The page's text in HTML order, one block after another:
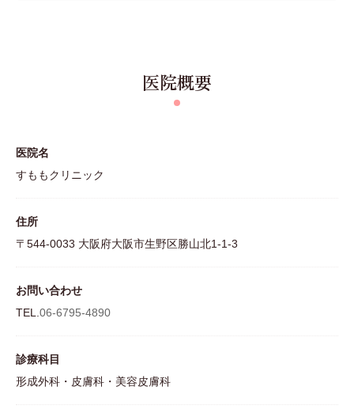
医院概要
医院名
すももクリニック
住所
〒544-0033 大阪府大阪市生野区勝山北1-1-3
お問い合わせ
TEL. 06-6795-4890
診療科目
形成外科・皮膚科・美容皮膚科